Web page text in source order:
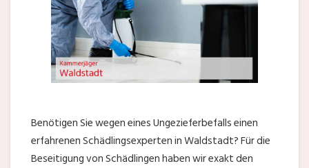
Benötigen Sie wegen eines Ungezieferbefalls einen
erfahrenen Schädlingsexperten in Waldstadt? Für die
Beseitigung von Schädlingen haben wir exakt den